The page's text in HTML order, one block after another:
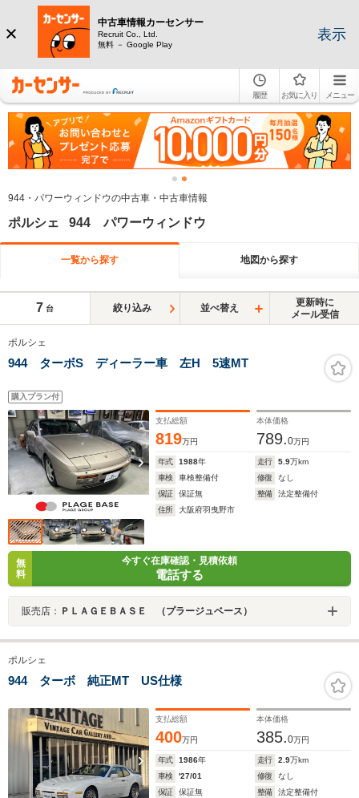
中古車情報カーセンサー
Recruit Co., Ltd.
無料 － Google Play
表示
履歴 お気に入り メニュー
944・パワーウィンドウの中古車・中古車情報
ポルシェ 944 パワーウィンドウ
一覧から探す 地図から探す
7 台 絞り込み 並べ替え
更新時に
メール受信
ポルシェ
944 ターボS ディーラー車 左H 5速MT
購入プラン付
支払総額
819万円
本体価格
789.0万円
年式 1988年 走行 5.9万km
車検
車検整備付 修復
なし
保証
保証無 整備
法定整備付
住所
大阪府羽曳野市
無
料
今すぐ在庫確認・見積依頼
電話する
販売店： ＰＬＡＧＥＢＡＳＥ （プラージュベース）
ポルシェ
944 ターボ 純正MT US仕様
支払総額
400万円
本体価格
385.0万円
年式 1986年 走行 2.9万km
車検
'27/01 修復
なし
保証
保証無 整備
法定整備付